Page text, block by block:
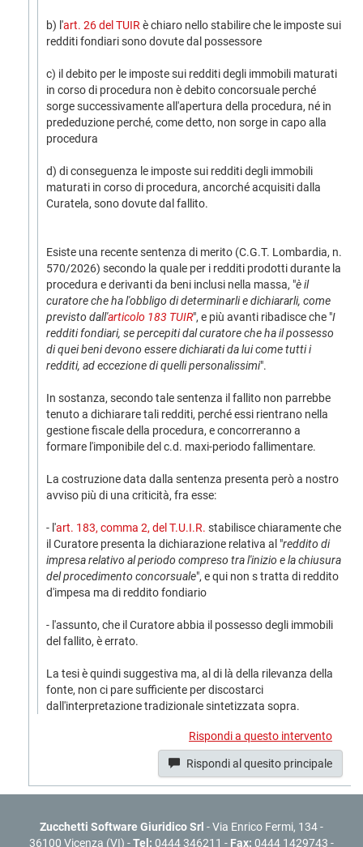
b) l'art. 26 del TUIR è chiaro nello stabilire che le imposte sui
redditi fondiari sono dovute dal possessore
c) il debito per le imposte sui redditi degli immobili maturati
in corso di procedura non è debito concorsuale perché
sorge successivamente all'apertura della procedura, né in
prededuzione perché, come detto, non sorge in capo alla
procedura
d) di conseguenza le imposte sui redditi degli immobili
maturati in corso di procedura, ancorché acquisiti dalla
Curatela, sono dovute dal fallito.
Esiste una recente sentenza di merito (C.G.T. Lombardia, n.
570/2026) secondo la quale per i redditi prodotti durante la
procedura e derivanti da beni inclusi nella massa, "è il
curatore che ha l'obbligo di determinarli e dichiararli, come
previsto dall'articolo 183 TUIR", e più avanti ribadisce che "I
redditi fondiari, se percepiti dal curatore che ha il possesso
di quei beni devono essere dichiarati da lui come tutti i
redditi, ad eccezione di quelli personalissimi".
In sostanza, secondo tale sentenza il fallito non parrebbe
tenuto a dichiarare tali redditi, perché essi rientrano nella
gestione fiscale della procedura, e concorreranno a
formare l'imponibile del c.d. maxi-periodo fallimentare.
La costruzione data dalla sentenza presenta però a nostro
avviso più di una criticità, fra esse:
- l'art. 183, comma 2, del T.U.I.R. stabilisce chiaramente che
il Curatore presenta la dichiarazione relativa al "reddito di
impresa relativo al periodo compreso tra l'inizio e la chiusura
del procedimento concorsuale", e qui non s tratta di reddito
d'impesa ma di reddito fondiario
- l'assunto, che il Curatore abbia il possesso degli immobili
del fallito, è errato.
La tesi è quindi suggestiva ma, al di là della rilevanza della
fonte, non ci pare sufficiente per discostarci
dall'interpretazione tradizionale sintetizzata sopra.
Rispondi a questo intervento
Rispondi al quesito principale
Zucchetti Software Giuridico Srl - Via Enrico Fermi, 134 -
36100 Vicenza (VI) -Tel: 0444 346211 - Fax: 0444 1429743 -